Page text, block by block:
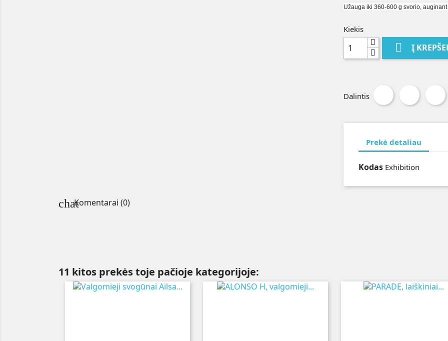
Užauga iki 360-600 g svorio,
Kiekis
 Į
Dalintis
Prekė detaliau
Kodas Exhibition
chatKomentarai (0)
11 kitos prekės toje pačioje kategorijoje: